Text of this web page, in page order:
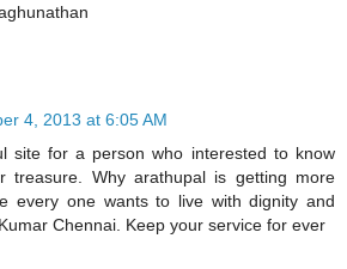
4, 2013 at 6:05 AM
site for a person who interested to know
treasure. Why arathupal is getting more
every one wants to live with dignity and
Chennai. Keep your service for ever